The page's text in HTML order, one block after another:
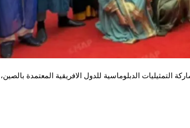
التمثيليات الدبلوماسية للدول الافريقية المعتمدة بالصين،